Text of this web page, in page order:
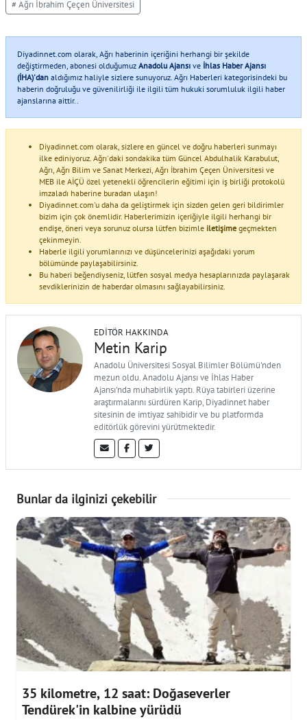
# Ağrı İbrahim Çeçen Üniversitesi
Diyadinnet.com olarak, Ağrı haberinin içeriğini herhangi bir şekilde
değiştirmeden, abonesi olduğumuz Anadolu Ajansı ve İhlas Haber Ajansı
(İHA)'dan aldığımız haliyle sizlere sunuyoruz. Ağrı Haberleri kategorisindeki bu
haberin doğruluğu ve güvenilirliği ile ilgili tüm hukuki sorumluluk ilgili haber
ajanslarına aittir..
Diyadinnet.com olarak, sizlere en güncel ve doğru haberleri sunmayı
ilke ediniyoruz. Ağrı'daki sondakika tüm Güncel Abdulhalik Karabulut,
Ağrı, Ağrı Bilim ve Sanat Merkezi, Ağrı İbrahim Çeçen Üniversitesi ve
MEB ile AİÇÜ özel yetenekli öğrencilerin eğitimi için iş birliği protokolü
imzaladı haberine buradan ulaşın!
Diyadinnet.com'u daha da geliştirmek için sizden gelen geri bildirimler
bizim için çok önemlidir. Haberlerimizin içeriğiyle ilgili herhangi bir
endişe, öneri veya sorunuz olursa lütfen bizimle iletişime geçmekten
çekinmeyin.
Haberle ilgili yorumlarınızı ve düşüncelerinizi aşağıdaki yorum
bölümünde paylaşabilirsiniz.
Bu haberi beğendiyseniz, lütfen sosyal medya hesaplarınızda paylaşarak
sevdiklerinizin de haberdar olmasını sağlayabilirsiniz.
EDITÖR HAKKINDA
Metin Karip
Anadolu Üniversitesi Sosyal Bilimler Bölümü'nden
mezun oldu. Anadolu Ajansı ve İhlas Haber
Ajansı'nda muhabirlik yaptı. Rüya tabirleri üzerine
araştırmalarını sürdüren Karip, Diyadinnet haber
sitesinin de imtiyaz sahibidir ve bu platformda
editörlük görevini yürütmektedir.
Bunlar da ilginizi çekebilir
35 kilometre, 12 saat: Doğaseverler
Tendürek'in kalbine yürüdü